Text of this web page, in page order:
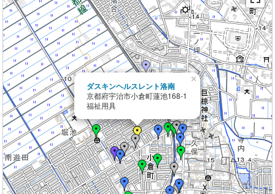
ダスキンヘルスレント洛南
京都府宇治市小倉町蓮池168-1
福祉用具
×